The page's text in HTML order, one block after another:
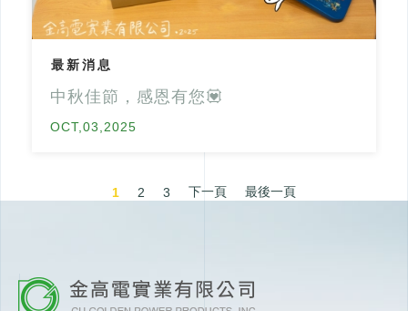
最新消息
中秋佳節，感恩有您💟
OCT,03,2025
1 2 3 下一頁 最後一頁